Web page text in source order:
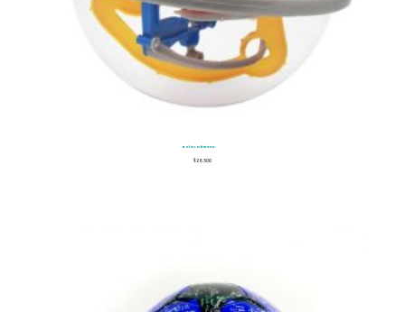
Bola Laberinto
$26.500